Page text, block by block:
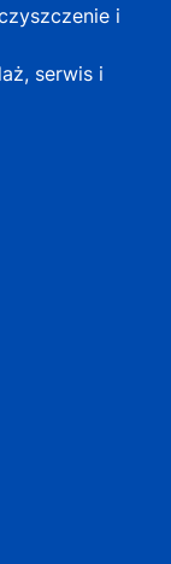
i
serwis i